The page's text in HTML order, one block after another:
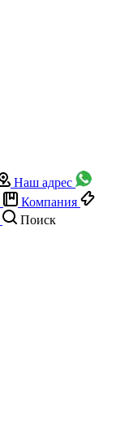
Наш адрес
Компания
Поиск